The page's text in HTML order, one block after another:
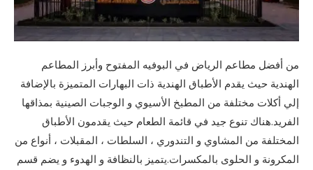
من أفضل مطاعم الرياض في البوفيه المفتوح وأبرز المطاعم
الهندية حيث يقدم الأطباق الهندية ذات البهارات المتميزة بالإضافة
إلي أكلات مختلفة من المطبخ الأسيوي و الوجبات الصينية بمذاقها
الفريد.هناك تنوع جيد في قائمة الطعام حيث يقدمون الأطباق
المختلفة من المشاوي و التندوري ، السلطات ، المقبلات ، أنواع من
المكرونة و الحلوى بالمكسرات.يتميز بالنظافة و الهدوء و يضم قسم